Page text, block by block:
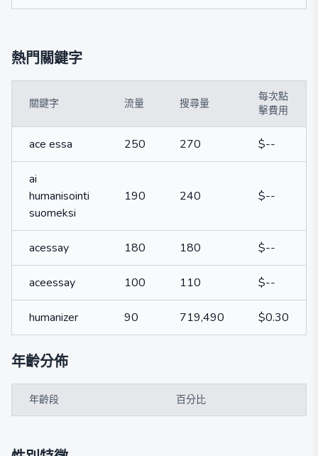
熱門關鍵字
關鍵字 流量 搜尋量
每次點
擊費用
ace essa 250 270 $--
ai
humanisointi
suomeksi
190 240 $--
acessay 180 180 $--
aceessay 100 110 $--
humanizer 90 719,490 $0.30
年齡分佈
年齡段 百分比